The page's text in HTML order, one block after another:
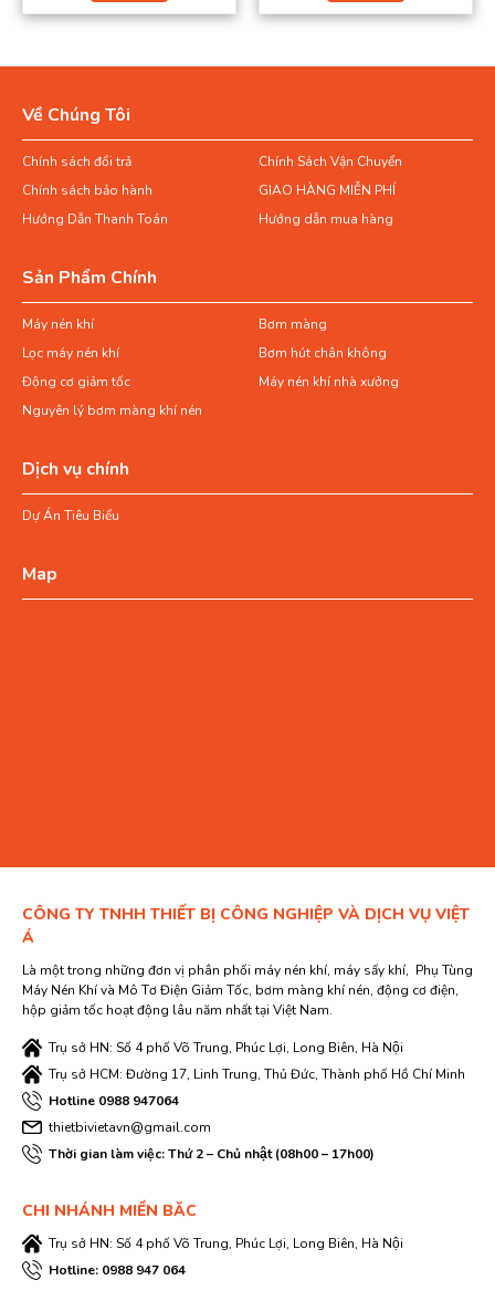
Về Chúng Tôi
Chính sách đổi trả
Chính Sách Vận Chuyển
Chính sách bảo hành
GIAO HÀNG MIỄN PHÍ
Hướng Dẫn Thanh Toán
Hướng dẫn mua hàng
Sản Phẩm Chính
Máy nén khí
Bơm màng
Lọc máy nén khí
Bơm hút chân không
Động cơ giảm tốc
Máy nén khí nhà xưởng
Nguyên lý bơm màng khí nén
Dịch vụ chính
Dự Án Tiêu Biểu
Map
CÔNG TY TNHH THIẾT BỊ CÔNG NGHIỆP VÀ DỊCH VỤ VIỆT
Á
Là một trong những đơn vị phân phối máy nén khí, máy sấy khí, Phụ Tùng
Máy Nén Khí và Mô Tơ Điện Giảm Tốc, bơm màng khí nén, động cơ điện,
hộp giảm tốc hoạt động lâu năm nhất tại Việt Nam.
Trụ sở HN: Số 4 phố Võ Trung, Phúc Lợi, Long Biên, Hà Nội
Trụ sở HCM: Đường 17, Linh Trung, Thủ Đức, Thành phố Hồ Chí Minh
Hotline 0988 947064
thietbivietavn@gmail.com
Thời gian làm việc: Thứ 2 – Chủ nhật (08h00 – 17h00)
CHI NHÁNH MIỀN BĂC
Trụ sở HN: Số 4 phố Võ Trung, Phúc Lợi, Long Biên, Hà Nội
Hotline: 0988 947 064